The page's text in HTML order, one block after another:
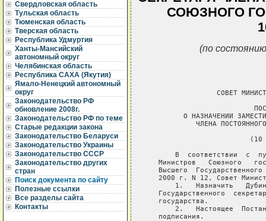
Свердловская область
Тульская область
Тюменская область
Тверская область
Республика Удмуртия
Ханты-Мансийский
автономный округ
Челябинская область
Республика САХА (Якутия)
Ямало-Ненецкий автономный
округ
Законодательство РФ
обновление 2008г.
Законодательство РФ по теме
Старые редакции закона
Законодательство Беларуси
Законодательство Украины
Законодательство СССР
Законодательство других
стран
Поиск документа по сайту
Полезные ссылки
Все разделы сайта
Контакты
СОЮЗНОГО
(по
СОВЕТ
О НАЗНАЧЕНИИ
ЧЛЕНА
(10
В  соответствии  с
Министров   Союзного
Высшего
2000 г. N 12, Совет
1.   Назначить
Государственного
   государства.
2.   Настоящее
   подписания.